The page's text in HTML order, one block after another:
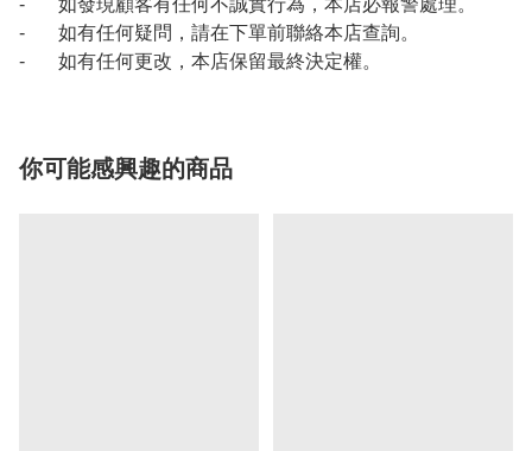
- 如發現顧客有任何不誠實行為，本店必報警處理。
- 如有任何疑問，請在下單前聯絡本店查詢。
- 如有任何更改，本店保留最終決定權。
你可能感興趣的商品